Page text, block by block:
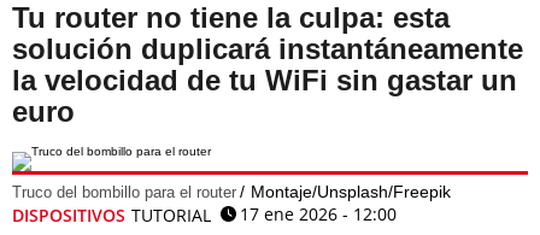
Tu router no tiene la culpa: esta
solución duplicará instantáneamente
la velocidad de tu WiFi sin gastar un
euro
Truco del bombillo para el router Montaje/Unsplash/Freepik
DISPOSITIVOS TUTORIAL
17 ene 2026 - 12:00